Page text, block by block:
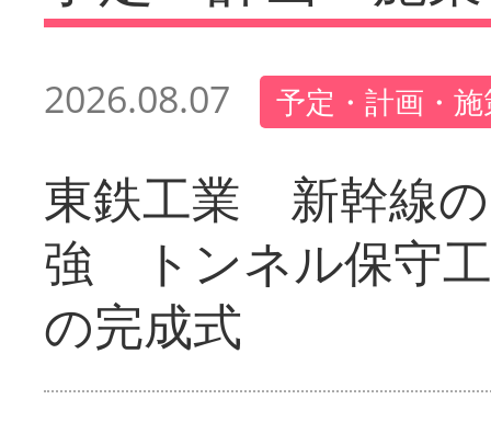
2026.08.07 予定・計画・
東鉄工業 新幹線
強 トンネル保守
の完成式